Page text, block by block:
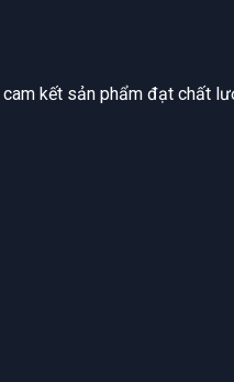
kết sản phẩm đạt chất